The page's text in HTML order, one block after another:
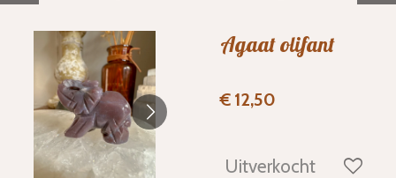
Agaat olifant
€ 12,50
Uitverkocht